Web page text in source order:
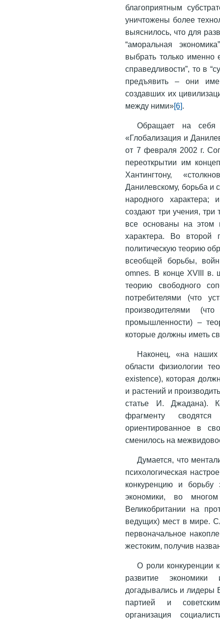
благоприятным
уничтожены более
выяснилось, что для
“аморальная
выбрать только именно
справедливости”, то в
предъявить – они
создавших их
между ними»[6].
Обращает на
«Глобализация и
от 7 февраля 2002 г.
переоткрытии им
Хантингтону,
Данилевскому, борьба и
народного характера;
создают три учения, три
все основаны на этом
характера. Во второй
политическую теорию
всеобщей борьбы,
omnes. В конце XVIII в.
теорию свободного
потребителями (что
производителями
промышленности) –
которые должны иметь
Наконец, «на наших
области физиологии
existence), которая
и растений и
статье И. Джадана).
фрагменту
ориентированное в
сменилось на
Думается, что
психологическая
конкуренцию и
экономики, во
Великобритании на
ведущих) мест в мире.
первоначальное
жестоким, получив
О роли конкуренции
развитие
догадывались и лидеры
партией и
организация